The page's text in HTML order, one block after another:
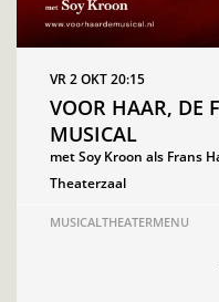
VOOR HAAR, DE
MUSICAL
met Soy Kroon als Frans
VR 2 OKT20:15
Theaterzaal
MUSICALTHEATERMENU